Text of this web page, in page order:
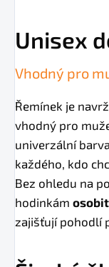
Unisex
Vhodný pro
Řemínek je
vhodný pro
univerzální
každého, kdo
Bez ohledu na
hodinkám
zajišťují pohodlí